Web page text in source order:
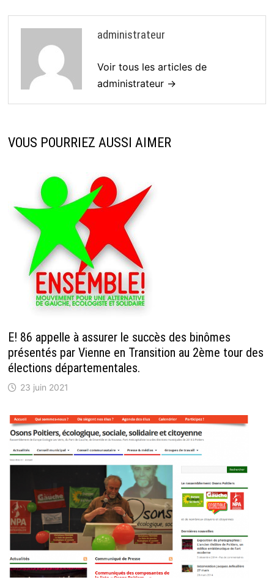
administrateur
Voir tous les articles de
administrateur →
VOUS POURRIEZ AUSSI AIMER
E! 86 appelle à assurer le succès des binômes
présentés par Vienne en Transition au 2ème tour des
élections départementales.
23 juin 2021